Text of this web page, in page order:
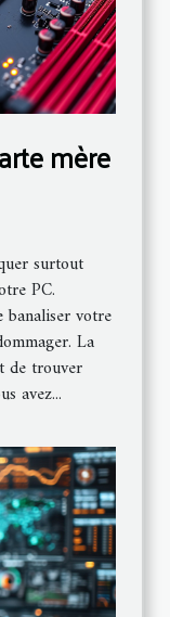
mère
surtout
PC.
banaliser votre
La
de trouver
avez...